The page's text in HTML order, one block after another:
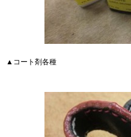
▲コート剤各種